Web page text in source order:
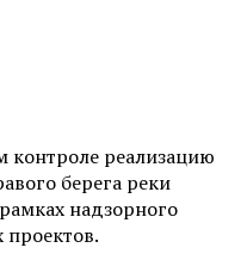
контроле реализацию
берега реки
надзорного